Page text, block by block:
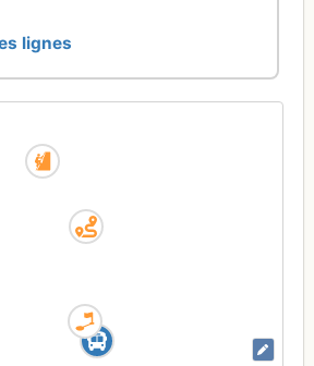
lignes